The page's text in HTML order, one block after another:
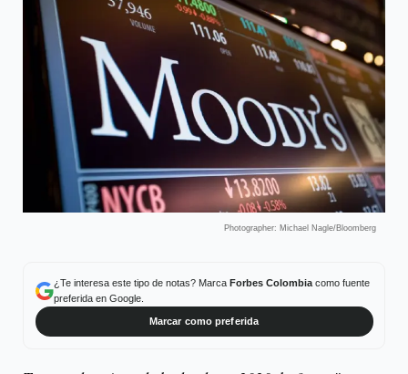
Photographer: Michael Nagle/Bloomberg
¿Te interesa este tipo de notas? Marca Forbes Colombiacomo fuente
preferida en Google.
Marcar como preferida